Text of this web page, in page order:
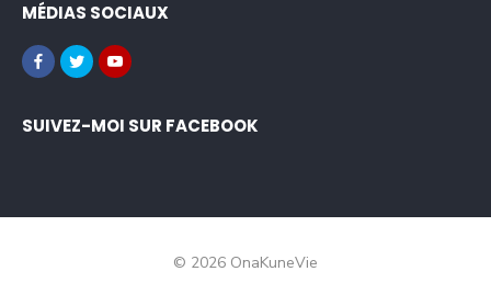
MÉDIAS SOCIAUX
SUIVEZ-MOI SUR FACEBOOK
© 2026 OnaKuneVie